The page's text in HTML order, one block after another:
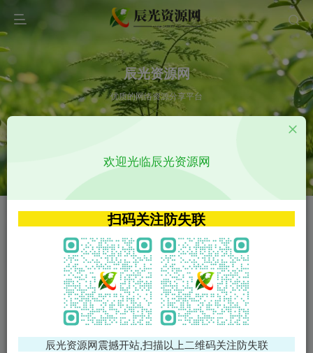
辰光资源网
优质的网络资源分享平台
VIP特权介绍 APP源码
VIP特权介绍
火
VIP特权介绍
影视源码
影视源码
免费领支付宝红包
腾讯轻量4核4G3M服务器38元/
欢迎光临辰光资源网
扫码关注防失联
辰光资源网震撼开站,扫描以上二维码关注防失联